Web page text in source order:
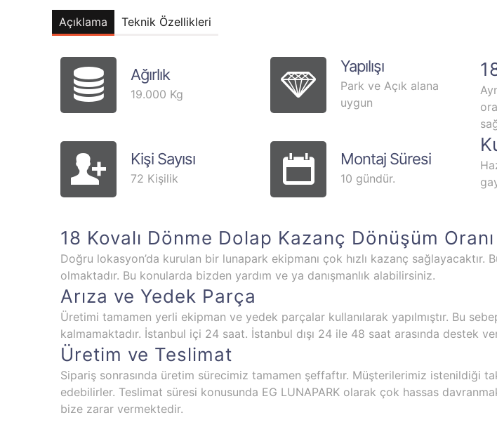
Açıklama Teknik Özellikleri
Ağırlık
19.000 Kg
Yapılışı
Park ve Açık alana
uygun
Kişi Sayısı
72 Kişilik
Montaj Süresi
10 gündür.
18 Kovalı Dönme Dolap Kazanç Dönüşüm Oranı
Doğru lokasyon’da kurulan bir lunapark ekipmanı çok hızlı kazanç
olmaktadır. Bu konularda bizden yardım ve ya danışmanlık alabilirsiniz.
Arıza ve Yedek Parça
Üretimi tamamen yerli ekipman ve yedek parçalar kullanılarak yapılmıştır. Bu
kalmamaktadır. İstanbul içi 24 saat. İstanbul dışı 24 ile 48 saat arasında destek
Üretim ve Teslimat
Sipariş sonrasında üretim sürecimiz tamamen şeffaftır. Müşterilerimiz
edebilirler. Teslimat süresi konusunda EG LUNAPARK olarak çok hassas
bize zarar vermektedir.